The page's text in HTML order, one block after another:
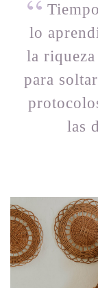
lo
la
para
las